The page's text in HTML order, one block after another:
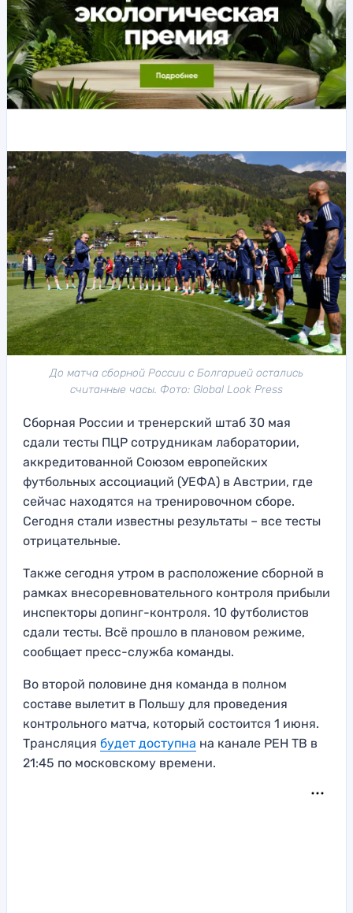
До матча сборной России с Болгарией остались
считанные часы. Фото: Global Look Press
Сборная России и тренерский штаб 30 мая
сдали тесты ПЦР сотрудникам лаборатории,
аккредитованной Союзом европейских
футбольных ассоциаций (УЕФА) в Австрии, где
сейчас находятся на тренировочном сборе.
Сегодня стали известны результаты – все тесты
отрицательные.
Также сегодня утром в расположение сборной в
рамках внесоревновательного контроля прибыли
инспекторы допинг-контроля. 10 футболистов
сдали тесты. Всё прошло в плановом режиме,
сообщает пресс-служба команды.
Во второй половине дня команда в полном
составе вылетит в Польшу для проведения
контрольного матча, который состоится 1 июня.
Трансляция будет доступна на канале РЕН ТВ в
21:45 по московскому времени.